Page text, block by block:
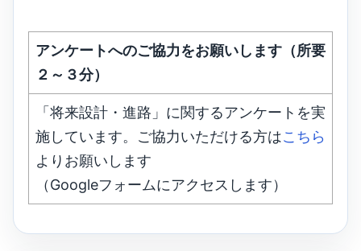
アンケートへのご協力をお願いします（所要
２～３分）
「将来設計・進路」に関するアンケートを実
施しています。ご協力いただける方はこちら
よりお願いします
（Googleフォームにアクセスします）